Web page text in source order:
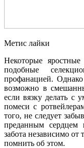
Метис лайки
Некоторые
подобные
профанацией.
возможно в
если вязку делать с
помеси с
того, не следует
преданным
забота независимо от
помнить об этом.